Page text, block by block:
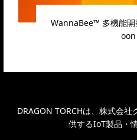
WannaBee™ 多機能
oon
DRAGON TORCHは、株式会
供するIoT製品・